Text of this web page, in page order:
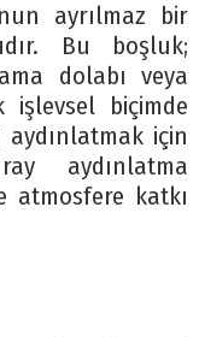
ayrılmaz bir
Bu boşluk;
dolabı veya
biçimde
için
aydınlatma
atmosfere katkı